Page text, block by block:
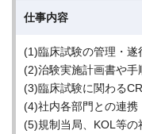
仕事内容
(1)臨床試験の管理・遂
(2)治験実施計画書や手
(3)臨床試験に関わる
(4)社内各部門との連携
(5)規制当局、KOL等